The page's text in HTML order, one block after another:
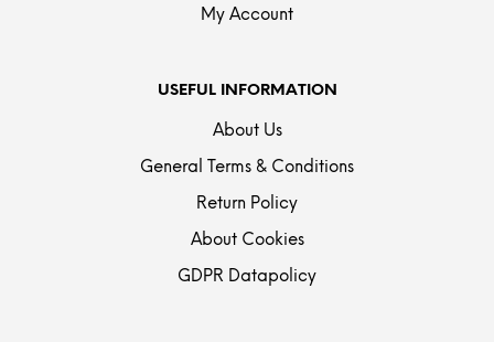
My Account
USEFUL INFORMATION
About Us
General Terms & Conditions
Return Policy
About Cookies
GDPR Datapolicy